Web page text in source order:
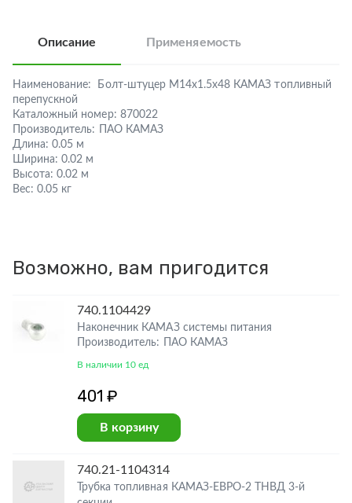
Описание Применяемость
Наименование:
Болт-штуцер М14х1.5х48 КАМАЗ топливный
перепускной
Каталожный номер: 870022
Производитель:
ПАО КАМАЗ
Длина: 0.05 м
Ширина: 0.02 м
Высота: 0.02 м
Вес: 0.05 кг
Возможно, вам пригодится
740.1104429
Наконечник КАМАЗ системы питания
Производитель: ПАО КАМАЗ
В наличии 10 ед
401 ₽
В корзину
740.21-1104314
Трубка топливная КАМАЗ-ЕВРО-2 ТНВД 3-й